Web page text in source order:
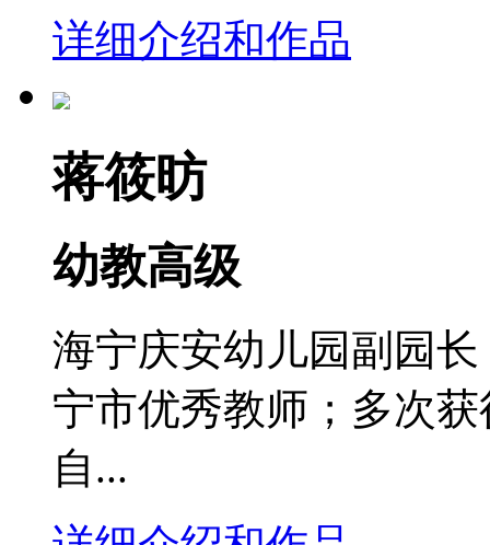
详细介绍和作品
蒋筱昉
幼教高级
海宁庆安幼儿园副园
宁市优秀教师；多次
自...